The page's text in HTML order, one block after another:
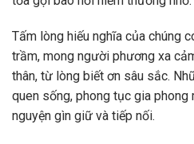
Tấm lòng hiếu nghĩa của chúng
trầm, mong người phương xa
thân, từ lòng biết ơn sâu sắc.
quen sống, phong tục gia
nguyện gìn giữ và tiếp nối.